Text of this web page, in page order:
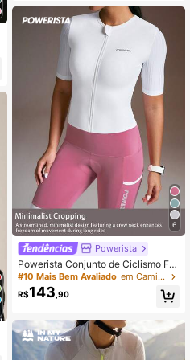
6
Powerista
Powerista Conjunto de Ciclismo Fe
minino com Top Branca de Gola Re
donda e Zíper e Shorts Rosa
#10 Mais Bem Avaliado em Camisa de ciclismo feminina
R$143 ,90